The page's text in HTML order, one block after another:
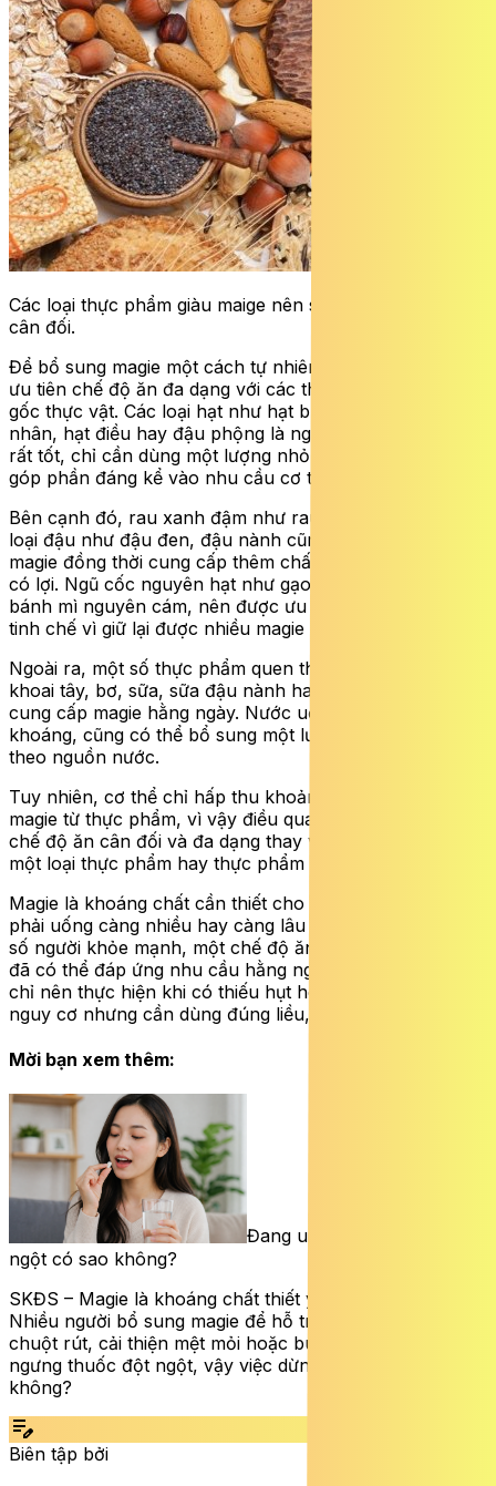
Các loại thực phẩm giàu maige nên sử dụng đa dạng,
cân đối.
Để bổ sung magie một cách tự nhiên và hiệu quả, nên
ưu tiên chế độ ăn đa dạng với các thực phẩm có nguồn
gốc thực vật. Các loại hạt như hạt bí, hạt chia, hạnh
nhân, hạt điều hay đậu phộng là nguồn cung cấp magie
rất tốt, chỉ cần dùng một lượng nhỏ mỗi ngày cũng đã
góp phần đáng kể vào nhu cầu cơ thể.
Bên cạnh đó, rau xanh đậm như rau chân vịt và các
loại đậu như đậu đen, đậu nành cũng giúp bổ sung
magie đồng thời cung cấp thêm chất xơ và dưỡng chất
có lợi. Ngũ cốc nguyên hạt như gạo lứt, yến mạch hoặc
bánh mì nguyên cám, nên được ưu tiên hơn các loại đã
tinh chế vì giữ lại được nhiều magie hơn.
Ngoài ra, một số thực phẩm quen thuộc như chuối,
khoai tây, bơ, sữa, sữa đậu nành hay cá cũng góp phần
cung cấp magie hằng ngày. Nước uống, đặc biệt là nước
khoáng, cũng có thể bổ sung một lượng nhỏ magie tùy
theo nguồn nước.
Tuy nhiên, cơ thể chỉ hấp thu khoảng 30–40% lượng
magie từ thực phẩm, vì vậy điều quan trọng là duy trì
chế độ ăn cân đối và đa dạng thay vì phụ thuộc vào
một loại thực phẩm hay thực phẩm bổ sung.
Magie là khoáng chất cần thiết cho cơ thể, nhưng không
phải uống càng nhiều hay càng lâu thì càng tốt. Với đa
số người khỏe mạnh, một chế độ ăn đầy đủ và cân đối
đã có thể đáp ứng nhu cầu hằng ngày và việc bổ sung
chỉ nên thực hiện khi có thiếu hụt hoặc thuộc nhóm
nguy cơ nhưng cần dùng đúng liều, có theo dõi.
Mời bạn xem thêm:
Đang uống magie ngừng đột
ngột có sao không?
SKĐS – Magie là khoáng chất thiết yếu trong cơ thể.
Nhiều người bổ sung magie để hỗ trợ giấc ngủ, giảm
chuột rút, cải thiện mệt mỏi hoặc bù thiếu hụt, nhưng lại
ngưng thuốc đột ngột, vậy việc dừng uống này có sao
không?
edit_note
Biên tập bởi